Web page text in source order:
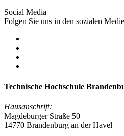
Social Media
Folgen Sie uns in den sozialen
Technische Hochschule
Hausanschrift:
Magdeburger Straße 50
14770 Brandenburg an der Havel